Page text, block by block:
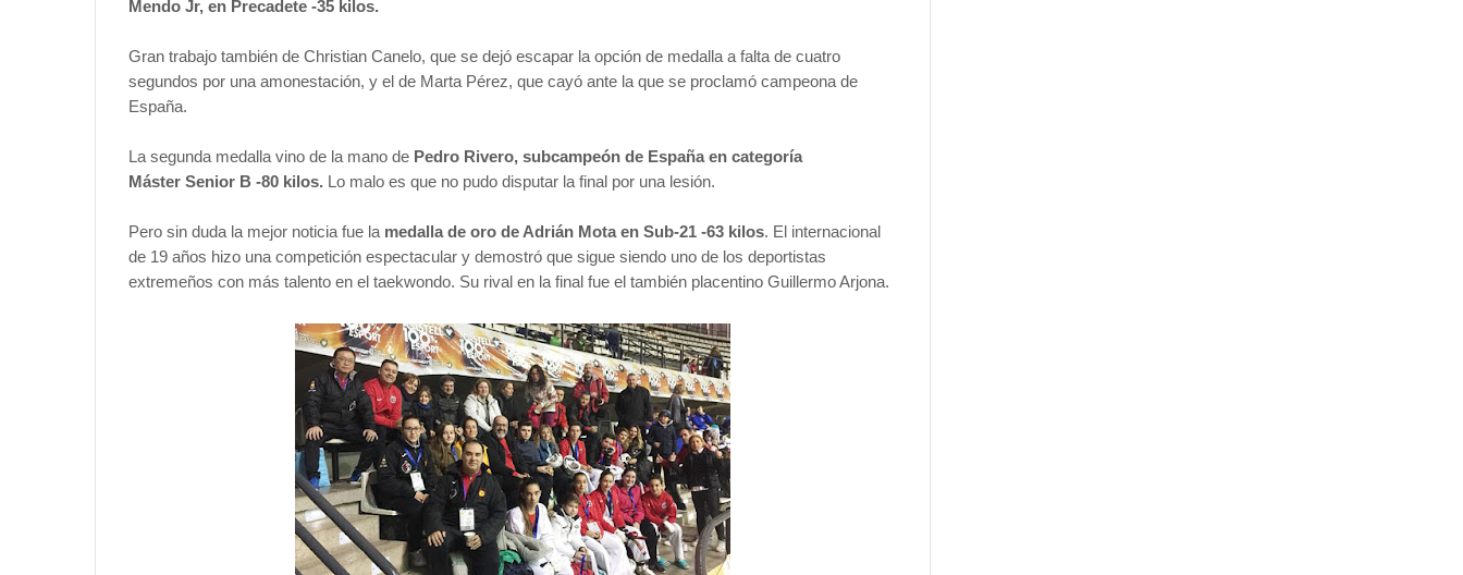
Mendo Jr, en Precadete -35 kilos.
Gran trabajo también de Christian Canelo, que se dejó escapar la opción de medalla a falta de cuatro
segundos por una amonestación, y el de Marta Pérez, que cayó ante la que se proclamó campeona de
España.
La segunda medalla vino de la mano de Pedro Rivero, subcampeón de España en categoría
Máster Senior B -80 kilos. Lo malo es que no pudo disputar la final por una lesión.
Pero sin duda la mejor noticia fue la medalla de oro de Adrián Mota en Sub-21 -63 kilos. El internacional
de 19 años hizo una competición espectacular y demostró que sigue siendo uno de los deportistas
extremeños con más talento en el taekwondo. Su rival en la final fue el también placentino Guillermo Arjona.